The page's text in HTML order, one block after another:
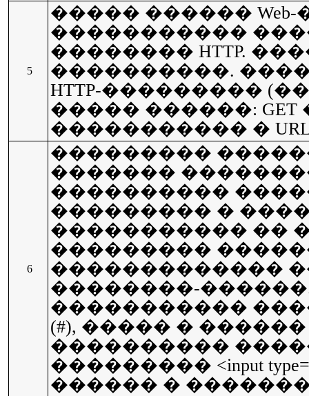
5
����� ������
�����������
�������� HTTP. ����
����������.
HTTP-���������
����� ������: GET
����������� �
6
��������� ������
�������
����������
��������� �
����������� ��
���������
�������������
��������-
�����������
(#), ����� � ������
����������
��������� <input
������ �